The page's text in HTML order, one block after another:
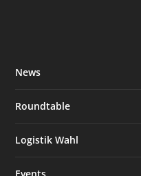
News
Roundtable
Logistik Wahl
Events